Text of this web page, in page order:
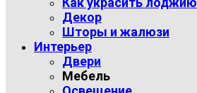
Декор
Шторы и жалюзи
Интерьер
Двери
Мебель